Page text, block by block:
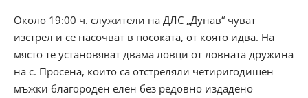
Около 19:00 ч. служители на ДЛС „Дунав“ чуват
изстрел и се насочват в посоката, от която идва. На
място те установяват двама ловци от ловната дружина
на с. Просена, които са отстреляли четиригодишен
мъжки благороден елен без редовно издадено